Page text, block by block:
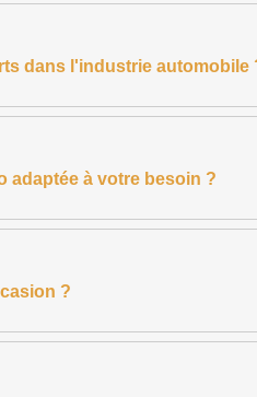
dans l'industrie automobile
adaptée à votre besoin ?
?